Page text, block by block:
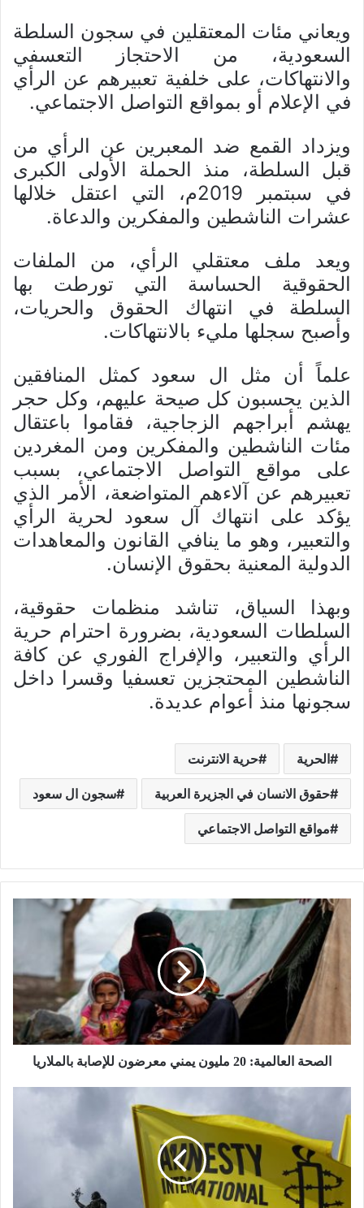
ويعاني مئات المعتقلين في سجون السلطة
السعودية، من الاحتجاز التعسفي
والانتهاكات، على خلفية تعبيرهم عن الرأي
في الإعلام أو بمواقع التواصل الاجتماعي.
ويزداد القمع ضد المعبرين عن الرأي من
قبل السلطة، منذ الحملة الأولى الكبرى
في سبتمبر 2019م، التي اعتقل خلالها
عشرات الناشطين والمفكرين والدعاة.
ويعد ملف معتقلي الرأي، من الملفات
الحقوقية الحساسة التي تورطت بها
السلطة في انتهاك الحقوق والحريات،
وأصبح سجلها مليء بالانتهاكات.
علماً أن مثل ال سعود كمثل المنافقين
الذين يحسبون كل صيحة عليهم، وكل حجر
يهشم أبراجهم الزجاجية، فقاموا باعتقال
مئات الناشطين والمفكرين ومن المغردين
على مواقع التواصل الاجتماعي، بسبب
تعبيرهم عن آلاءهم المتواضعة، الأمر الذي
يؤكد على انتهاك آل سعود لحرية الرأي
والتعبير، وهو ما ينافي القانون والمعاهدات
الدولية المعنية بحقوق الإنسان.
وبهذا السياق، تناشد منظمات حقوقية،
السلطات السعودية، بضرورة احترام حرية
الرأي والتعبير، والإفراج الفوري عن كافة
الناشطين المحتجزين تعسفيا وقسرا داخل
سجونها منذ أعوام عديدة.
الحرية حرية الانترنت
حقوق الانسان في الجزيرة العربية سجون ال سعود
مواقع التواصل الاجتماعي
الصحة العالمية: 20 مليون يمني معرضون للإصابة بالملاريا